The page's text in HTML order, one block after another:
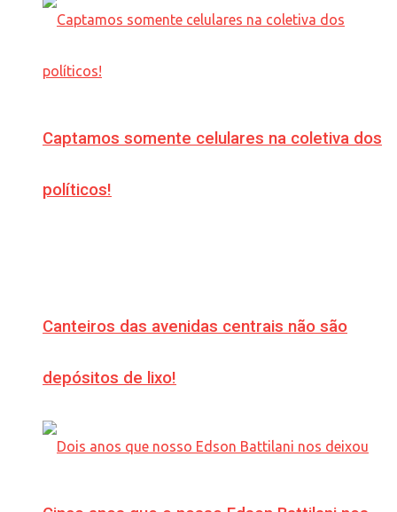
Captamos somente celulares na coletiva dos
políticos!
Canteiros das avenidas centrais não são
depósitos de lixo!